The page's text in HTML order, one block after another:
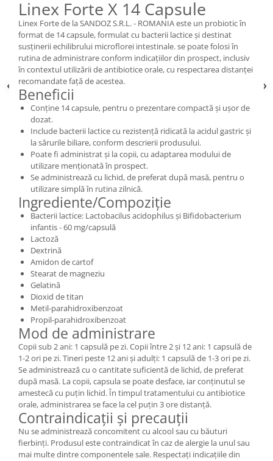
Linex Forte X 14 Capsule
Linex Forte de la SANDOZ S.R.L. - ROMANIA este un probiotic în
format de 14 capsule, formulat cu bacterii lactice și destinat
susținerii echilibrului microflorei intestinale. se poate folosi în
rutina de administrare conform indicațiilor din prospect, inclusiv
în contextul utilizării de antibiotice orale, cu respectarea distanței
recomandate față de acestea.
Beneficii
Conține 14 capsule, pentru o prezentare compactă și ușor de
dozat.
Include bacterii lactice cu rezistență ridicată la acidul gastric și
la sărurile biliare, conform descrierii produsului.
Poate fi administrat și la copii, cu adaptarea modului de
utilizare menționată în prospect.
Se administrează cu lichid, de preferat după masă, pentru o
utilizare simplă în rutina zilnică.
Ingrediente/Compoziție
Bacterii lactice: Lactobacilus acidophilus și Bifidobacterium
infantis - 60 mg/capsulă
Lactoză
Dextrină
Amidon de cartof
Stearat de magneziu
Gelatină
Dioxid de titan
Metil-parahidroxibenzoat
Propil-parahidroxibenzoat
Mod de administrare
Copii sub 2 ani: 1 capsulă pe zi. Copii între 2 și 12 ani: 1 capsulă de
1-2 ori pe zi. Tineri peste 12 ani și adulți: 1 capsulă de 1-3 ori pe zi.
Se administrează cu o cantitate suficientă de lichid, de preferat
după masă. La copii, capsula se poate desface, iar conținutul se
amestecă cu puțin lichid. În timpul tratamentului cu antibiotice
orale, administrarea se face la cel puțin 3 ore distanță.
Contraindicații și precauții
Nu se administrează concomitent cu alcool sau cu băuturi
fierbinți. Produsul este contraindicat în caz de alergie la unul sau
mai multe dintre componentele sale. Respectați indicațiile din